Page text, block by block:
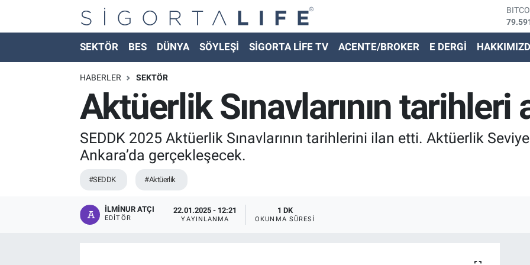
SEKTÖR BES DÜNYA SÖYLEŞİ SİGORTA LİFE TV ACENTE/BROKER E DERGİ
HABERLER SEKTÖR
Aktüerlik Sınavlarının tarihleri
SEDDK 2025 Aktüerlik Sınavlarının tarihlerini ilan etti. Aktüerlik
Ankara’da gerçekleşecek.
#SEDDK #Aktüerlik
İLMINUR ATÇI
EDITÖR
22.01.2025 - 12:21
YAYINLANMA
1 DK
OKUNMA SÜRESI
Nöbetçi Eczaneler
Hava Durumu
Namaz Vakitleri
Trafik Durumu
Süper Lig Puan Durumu ve Fikstür
Son Dakika Haberleri